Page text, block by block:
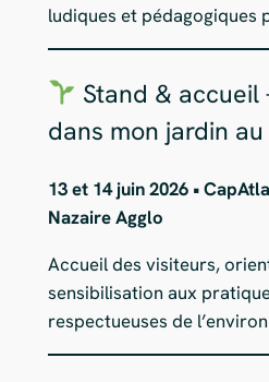
ludiques et pédagogiques
Stand & accueil
dans mon jardin
13 et 14 juin 2026 •
Nazaire Agglo
Accueil des visiteurs,
sensibilisation aux
respectueuses de